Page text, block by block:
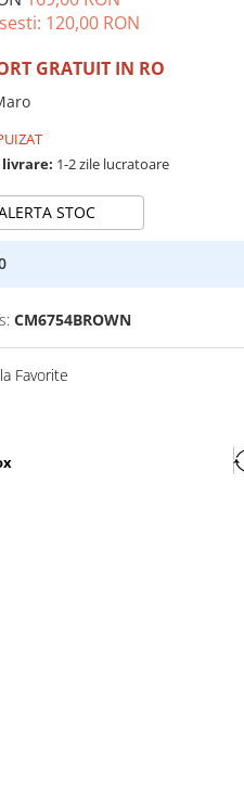
120,00 RON
GRATUIT IN RO
1-2 zile lucratoare
STOC
CM6754BROWN
Favorite